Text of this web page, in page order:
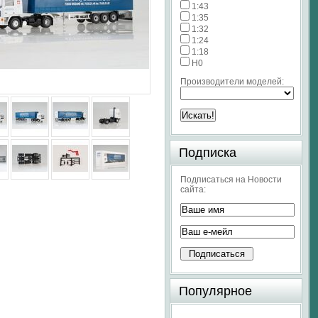
1:43
1:35
1:32
1:24
1:18
H0
Производители моделей:
Подписка
Подписаться на Новости
сайта:
Популярное